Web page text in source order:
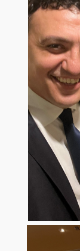
IKY
Hellenic